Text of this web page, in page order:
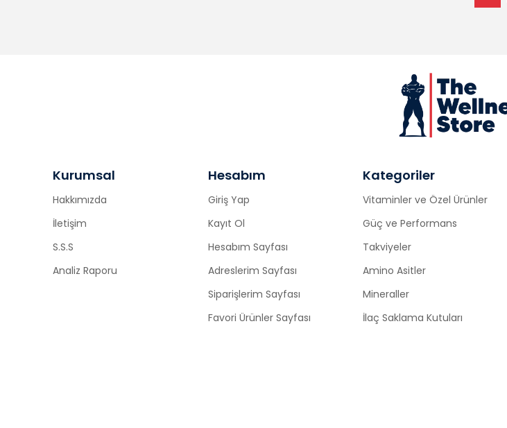
Kurumsal
Hakkımızda
İletişim
S.S.S
Analiz Raporu
Hesabım
Giriş Yap
Kayıt Ol
Hesabım Sayfası
Adreslerim Sayfası
Siparişlerim Sayfası
Favori Ürünler Sayfası
Kategoriler
Vitaminler ve Özel Ürünler
Güç ve Performans
Takviyeler
Amino Asitler
Mineraller
İlaç Saklama Kutuları